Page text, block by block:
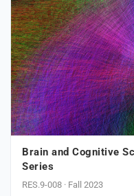
Brain and Cognitive
Series
RES.9-008 · Fall 2023